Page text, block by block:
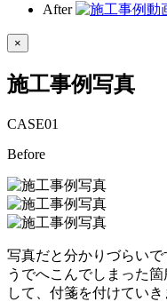
After
×
施工事例写真
CASE01
Before
写真だと分かりづらい
うでへこんでしまった
して、付箋を付けていき